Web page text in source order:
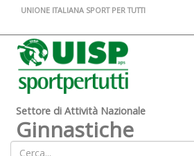
UNIONE ITALIANA SPORT PER TUTTI
Settore di Attività Nazionale
Ginnastiche